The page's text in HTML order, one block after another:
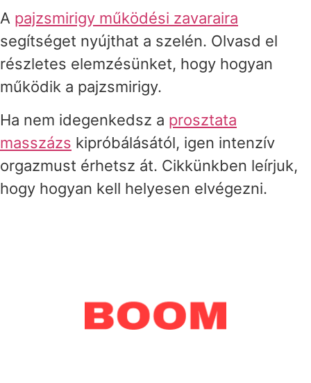
A pajzsmirigy működési zavaraira
segítséget nyújthat a szelén. Olvasd el
részletes elemzésünket, hogy hogyan
működik a pajzsmirigy.
Ha nem idegenkedsz a prosztata
masszázs kipróbálásától, igen intenzív
orgazmust érhetsz át. Cikkünkben leírjuk,
hogy hogyan kell helyesen elvégezni.